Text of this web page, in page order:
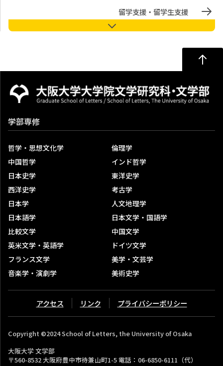
留学支援・留学生支援
その他の相談場所
ハラスメント問題委員会
学生自習室
リサーチ・コモンズ（文法経講義棟 改修工事のため2026
年度中は使用できません）
各種手続き窓口
卒業・修了証明書等の発行手続きについて
学部専修
哲学・思想文化学
倫理学
中国哲学
インド哲学
日本史学
東洋史学
西洋史学
考古学
日本学
人文地理学
日本語学
日本文学・国語学
比較文学
中国文学
英米文学・英語学
ドイツ文学
フランス文学
美学・文芸学
音楽学・演劇学
美術史学
アクセス リンク プライバシーポリシー
Copyright ©2024 School of Letters, the University of Osaka
大阪大学 文学部
〒560-8532 大阪府豊中市待兼山町1-5 電話：06-6850-6111（代）